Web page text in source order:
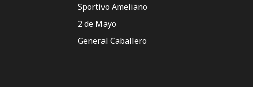
Sportivo Ameliano
2 de Mayo
General Caballero